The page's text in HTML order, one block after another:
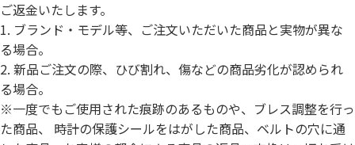
ご返金いたします。
1. ブランド・モデル等、ご注文いただいた商品と実物が異な
る場合。
2. 新品ご注文の際、ひび割れ、傷などの商品劣化が認められ
る場合。
※一度でもご使用された痕跡のあるものや、ブレス調整を行っ
た商品、 時計の保護シールをはがした商品、ベルトの穴に通